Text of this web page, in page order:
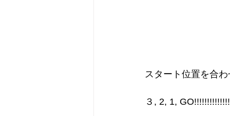
スタート位置を合わ
３, 2, 1,